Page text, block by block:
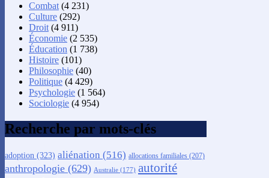
Combat (4 231)
Culture (292)
Droit (4 911)
Économie (2 535)
Éducation (1 738)
Histoire (101)
Philosophie (40)
Politique (4 429)
Psychologie (1 564)
Sociologie (4 954)
Recherche par mots-clés
adoption (323) aliénation (516) allocations familiales (207)
anthropologie (629) Australie (177) autorité